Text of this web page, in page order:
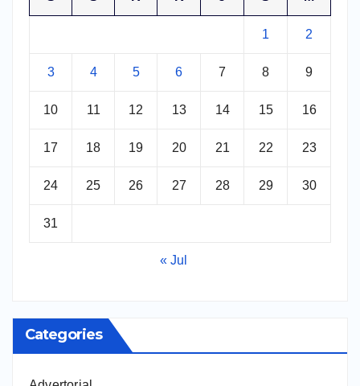
1 2
3 4 5 6 7 8 9
10 11 12 13 14 15 16
17 18 19 20 21 22 23
24 25 26 27 28 29 30
31
« Jul
Categories